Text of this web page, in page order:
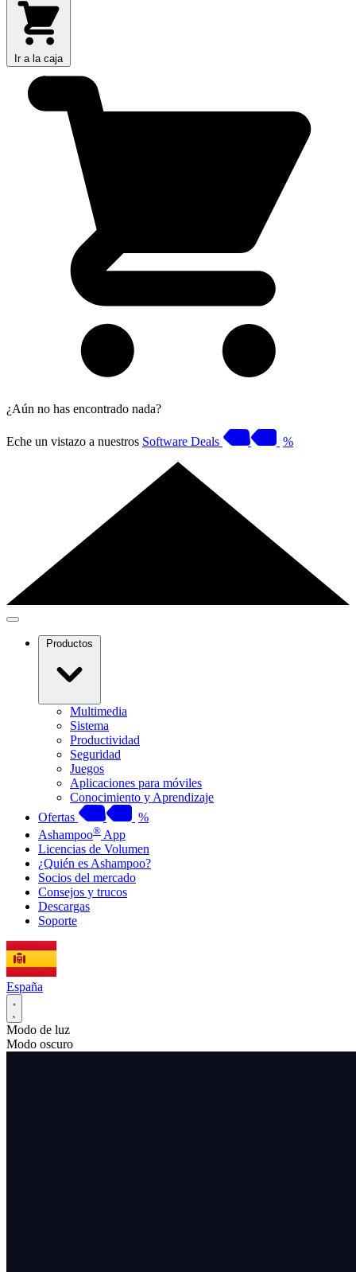
Ir a la caja
¿Aún no has encontrado nada?
Eche un vistazo a nuestros Software Deals %
Productos
Multimedia
Sistema
Productividad
Seguridad
Juegos
Aplicaciones para móviles
Conocimiento y Aprendizaje
Ofertas
%
Ashampoo® App
Licencias de Volumen
¿Quién es Ashampoo?
Socios del mercado
Consejos y trucos
Descargas
Soporte
España
Modo de luz
Modo oscuro